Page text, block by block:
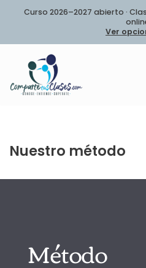
al
contenido
Curso 2026–2027 abierto ·
Ver
Nuestro método
Método